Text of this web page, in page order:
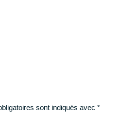
sont indiqués avec *